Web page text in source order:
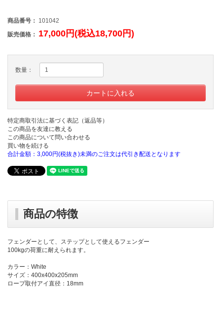
商品番号： 101042
販売価格： 17,000円(税込18,700円)
数量：
特定商取引法に基づく表記（返品等）
この商品を友達に教える
この商品について問い合わせる
買い物を続ける
合計金額：3,000円(税抜き)未満のご注文は代引き配送となります
商品の特徴
フェンダーとして、ステップとして使えるフェンダー
100kgの荷重に耐えられます。
カラー：White
サイズ：400x400x205mm
ロープ取付アイ直径：18mm